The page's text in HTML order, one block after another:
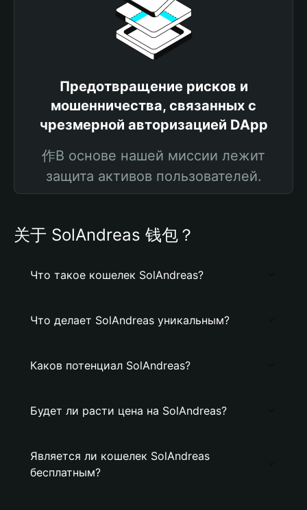
Предотвращение рисков и
мошенничества, связанных с
чрезмерной авторизацией DApp
作В основе нашей миссии лежит
защита активов пользователей.
关于 SolAndreas 钱包？
Что такое кошелек SolAndreas?
Что делает SolAndreas уникальным?
Каков потенциал SolAndreas?
Будет ли расти цена на SolAndreas?
Является ли кошелек SolAndreas
бесплатным?